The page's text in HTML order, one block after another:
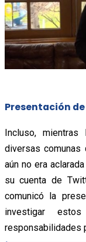
Presentación
Incluso,
diversas
aún no era
su cuenta de
comunicó la
investigar
responsabilidades